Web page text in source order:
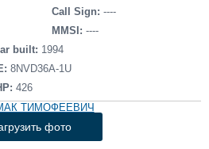
Торговая площадка
объявлений
флота
Call Sign: ----
MMSI: ----
built: 1994
8NVD36A-1U
426
фото